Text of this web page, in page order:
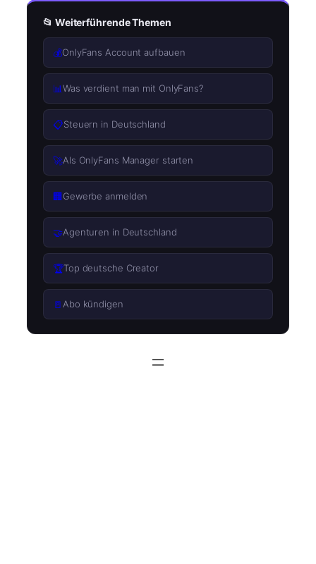
📂 Weiterführende Themen
💰OnlyFans Account aufbauen
📊Was verdient man mit OnlyFans?
📋Steuern in Deutschland
🚀Als OnlyFans Manager starten
🏢Gewerbe anmelden
🤝Agenturen in Deutschland
🏆Top deutsche Creator
🚪 Abo kündigen